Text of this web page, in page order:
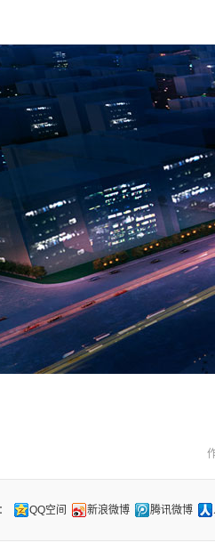
QQ空间 新浪微博 腾讯微博